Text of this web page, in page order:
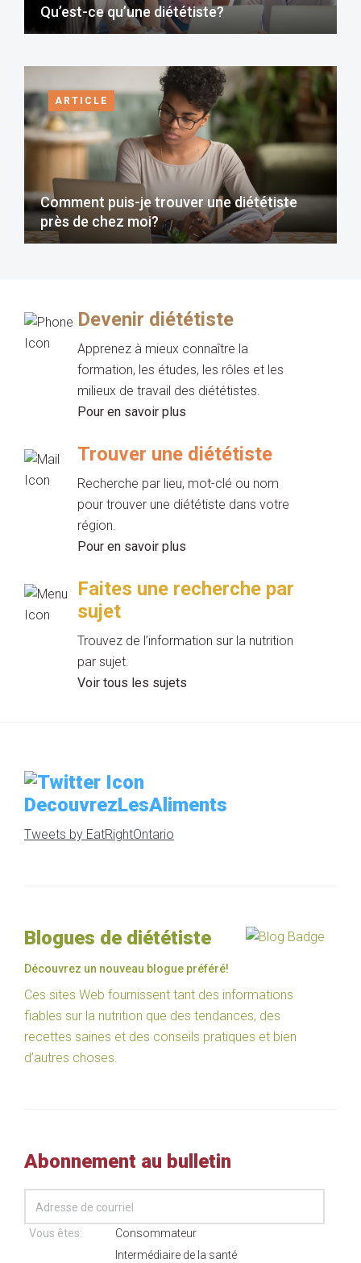
Qu’est-ce qu’une diététiste?
ARTICLE
Comment puis-je trouver une diététiste
près de chez moi?
Devenir diététiste
Apprenez à mieux connaître la
formation, les études, les rôles et les
milieux de travail des diététistes.
Pour en savoir plus
Trouver une diététiste
Recherche par lieu, mot-clé ou nom
pour trouver une diététiste dans votre
région.
Pour en savoir plus
Faites une recherche par
sujet
Trouvez de l’information sur la nutrition
par sujet.
Voir tous les sujets
DecouvrezLesAliments
Tweets by EatRightOntario
Blogues de diététiste
Découvrez un nouveau blogue préféré!
Ces sites Web fournissent tant des informations
fiables sur la nutrition que des tendances, des
recettes saines et des conseils pratiques et bien
d’autres choses.
Abonnement au bulletin
Vous êtes:
Consommateur
Intermédiaire de la santé